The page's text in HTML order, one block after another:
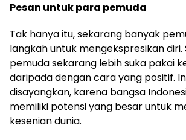
Pesan untuk para pemuda
Tak hanya itu, sekarang banyak
langkah untuk mengekspresikan diri.
pemuda sekarang lebih suka pakai
daripada dengan cara yang positif.
disayangkan, karena bangsa
memiliki potensi yang besar untuk
kesenian dunia.